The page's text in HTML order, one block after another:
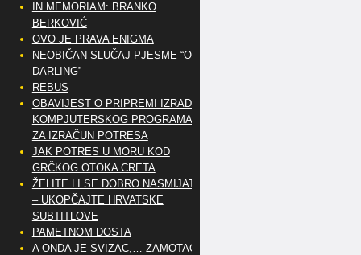
IN MEMORIAM: BRANKO
BERKOVIĆ
OVO JE PRAVA ENIGMA
NEOBIČAN SLUČAJ PJESME “OH
DARLING”
REBUS
OBAVIJEST O PRIPREMI IZRADE
KOMPJUTERSKOG PROGRAMA
ZA IZRAČUN POTRESA
JAK POTRES U MORU KOD
GRČKOG OTOKA CRETA
ŽELITE LI SE DOBRO NASMIJATI
– UKOPČAJTE HRVATSKE
SUBTITLOVE
PAMETNOM DOSTA
A ONDA JE SVIZAC,… ZAMOTAO